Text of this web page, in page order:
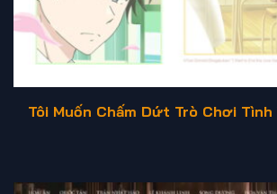
Tôi Muốn Chấm Dứt Trò Chơi Tình